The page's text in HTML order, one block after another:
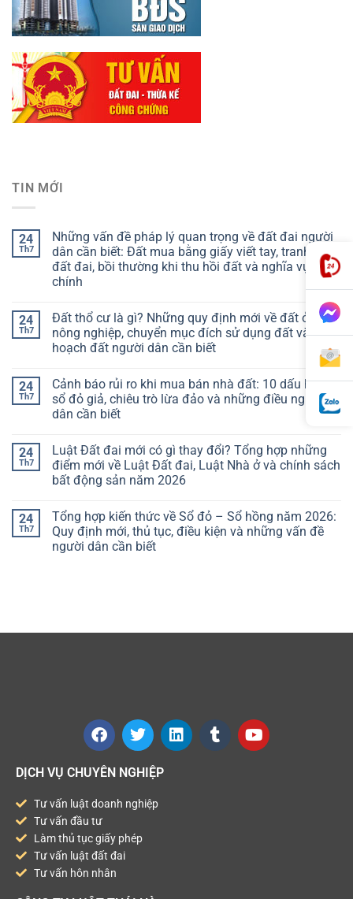
TIN MỚI
24
Th7
Những vấn đề pháp lý quan trọng về đất đai người
dân cần biết: Đất mua bằng giấy viết tay, tranh chấp
đất đai, bồi thường khi thu hồi đất và nghĩa vụ tài
chính
24
Th7
Đất thổ cư là gì? Những quy định mới về đất ở, đất
nông nghiệp, chuyển mục đích sử dụng đất và quy
hoạch đất người dân cần biết
24
Th7
Cảnh báo rủi ro khi mua bán nhà đất: 10 dấu hiệu
sổ đỏ giả, chiêu trò lừa đảo và những điều người
dân cần biết
24
Th7
Luật Đất đai mới có gì thay đổi? Tổng hợp những
điểm mới về Luật Đất đai, Luật Nhà ở và chính sách
bất động sản năm 2026
24
Th7
Tổng hợp kiến thức về Sổ đỏ – Sổ hồng năm 2026:
Quy định mới, thủ tục, điều kiện và những vấn đề
người dân cần biết
DỊCH VỤ CHUYÊN NGHIỆP
Tư vấn luật doanh nghiệp
Tư vấn đầu tư
Làm thủ tục giấy phép
Tư vấn luật đất đai
Tư vấn hôn nhân